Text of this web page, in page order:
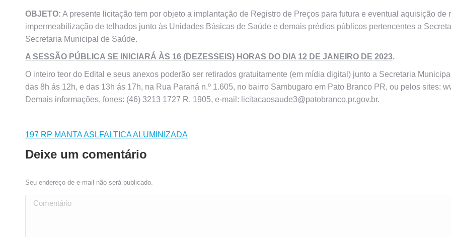
OBJETO: A presente licitação tem por objeto a implantação de Registro de Preços para futura e eventual aquisição
impermeabilização de telhados junto às Unidades Básicas de Saúde e demais prédios públicos pertencentes a
Secretaria Municipal de Saúde.
A SESSÃO PÚBLICA SE INICIARÁ ÀS 16 (DEZESSEIS) HORAS DO DIA 12 DE JANEIRO DE 2023.
O inteiro teor do Edital e seus anexos poderão ser retirados gratuitamente (em mídia digital) junto a Secretaria
das 8h ás 12h, e das 13h ás 17h, na Rua Paraná n.º 1.605, no bairro Sambugaro em Pato Branco PR, ou pelos sites:
Demais informações, fones: (46) 3213 1727 R. 1905, e-mail: licitacaosaude3@patobranco.pr.gov.br.
197 RP MANTA ASLFALTICA ALUMINIZADA
Deixe um comentário
Seu endereço de e-mail não será publicado.
Comentário